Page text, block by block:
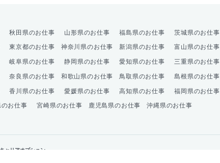
秋田県のお仕事 山形県のお仕事 福島県のお仕事 茨城県のお仕事
東京都のお仕事 神奈川県のお仕事 新潟県のお仕事 富山県のお仕事
岐阜県のお仕事 静岡県のお仕事 愛知県のお仕事 三重県のお仕事
奈良県のお仕事 和歌山県のお仕事 鳥取県のお仕事 島根県のお仕事
香川県のお仕事 愛媛県のお仕事 高知県のお仕事 福岡県のお仕事
お仕事 宮崎県のお仕事 鹿児島県のお仕事 沖縄県のお仕事
ャリアオプション